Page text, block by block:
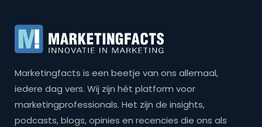
Marketingfacts is een beetje van ons allemaal,
iedere dag vers. Wij zijn hét platform voor
marketingprofessionals. Het zijn de insights,
podcasts, blogs, opinies en recencies die ons als